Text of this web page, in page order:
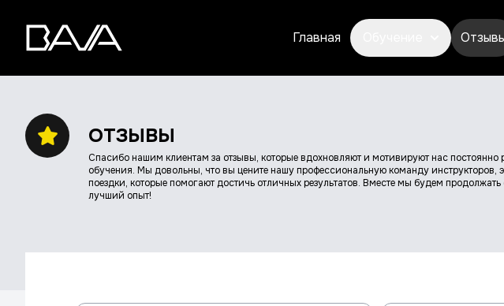
Главная
ОТЗЫВЫ
Спасибо нашим клиентам за отзывы, которые вдохновляют и мотивируют нас
обучения. Мы довольны, что вы цените нашу профессиональную команду
поездки, которые помогают достичь отличных результатов. Вместе мы будем
лучший опыт!